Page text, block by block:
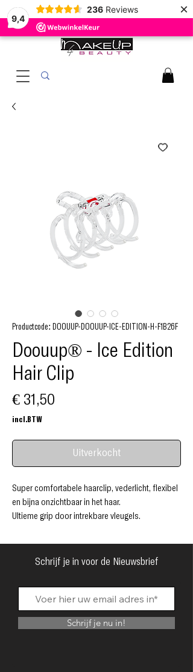
9,4
236 Reviews ×
Productcode: DOOUUP-DOOUUP-ICE-EDITION-H-F1B26F
Doouup® - Ice Edition
Hair Clip
€ 31,50
incl.BTW
Uitverkocht
Super comfortabele haarclip, vederlicht, flexibel
en bijna onzichtbaar in het haar.
Ultieme grip door intrekbare vleugels.
Nieuwe stylingopties gemakkelijk gemaakt.
Bijna onbreekbaar.
Gemaakt in Duitsland.
Gepatenteerd
Schrijf je in voor de Nieuwsbrief
Schrijf je nu in!